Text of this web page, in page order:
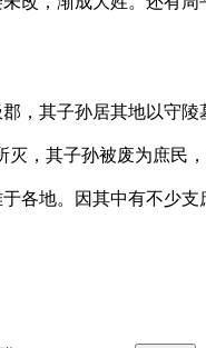
，其子孙居其地以守陵
，其子孙被废为庶民
各地。因其中有不少